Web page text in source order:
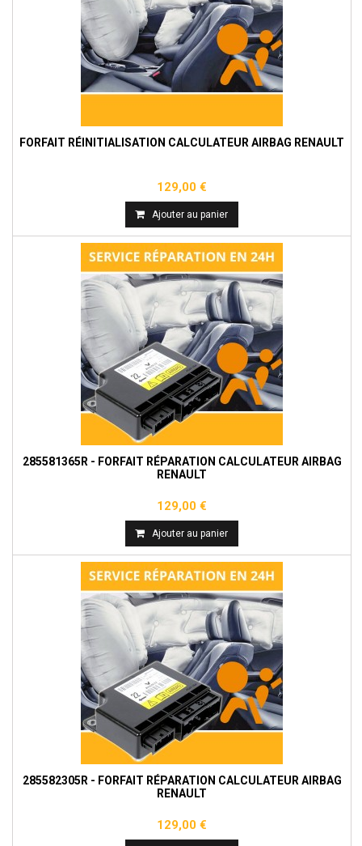
FORFAIT RÉINITIALISATION CALCULATEUR AIRBAG RENAULT
129,00 €
Ajouter au panier
285581365R - FORFAIT RÉPARATION CALCULATEUR AIRBAG
RENAULT
129,00 €
Ajouter au panier
285582305R - FORFAIT RÉPARATION CALCULATEUR AIRBAG
RENAULT
129,00 €